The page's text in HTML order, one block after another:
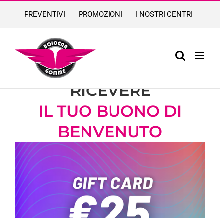
content
PREVENTIVI PROMOZIONI I NOSTRI CENTRI
COMPILA IL FORM PER
RICEVERE
IL TUO BUONO DI
BENVENUTO